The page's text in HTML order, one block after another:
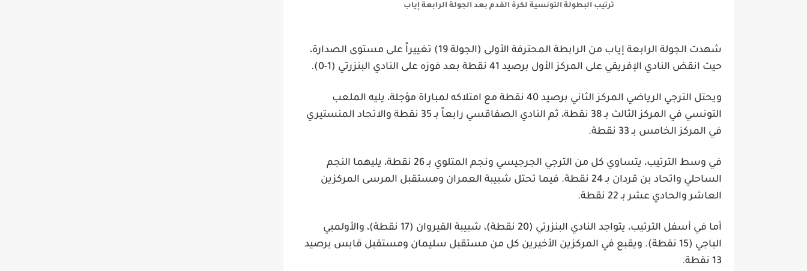
ترتيب البطولة التونسية لكرة القدم بعد الجولة الرابعة إياب
شهدت الجولة الرابعة إياب من الرابطة المحترفة الأولى
(الجولة 19) تغييراً على مستوى الصدارة،
حيث انقض النادي الإفريقي على المركز الأول برصيد 41 نقطة بعد فوزه على النادي البنزرتي (1-0).
ويحتل الترجي الرياضي المركز الثاني برصيد 40 نقطة مع امتلاكه لمباراة مؤجلة، يليه الملعب
التونسي في المركز الثالث بـ38 نقطة ، ثم النادي الصفاقسي رابعاً بـ 35 نقطة والاتحاد المنستيري
في المركز الخامس بـ 33 نقطة .
في وسط الترتيب، يتساوي كل من الترجي الجرجيسي ونجم المتلوي بـ26 نقطة ، يليهما النجم
الساحلي واتحاد بن قردان بـ24 نقطة . فيما تحتل شبيبة العمران ومستقبل المرسى المركزين
العاشر والحادي عشر بـ 22 نقطة .
أما في أسفل الترتيب، يتواجد النادي البنزرتي (20 نقطة)، شبيبة القيروان (17 نقطة)، و
الأولمبي
الباجي (15 نقطة). ويقبع في المركزين الأخيرين كل من مستقبل سليمان ومستقبل قابس برصيد
13 نقطة.